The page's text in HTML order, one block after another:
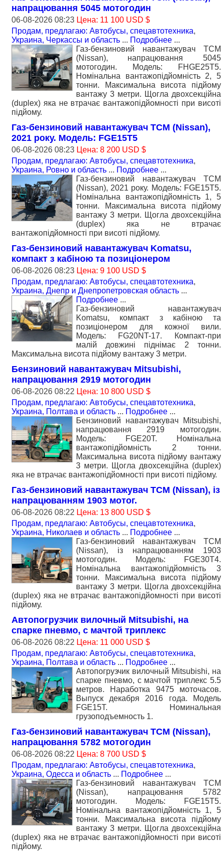
напрацювання 5045 мотогодин
06-08-2026 08:23 Цена: 11 100 USD $
Продам, предлагаю: Автобусы, спецавтотехника,
Украина, Черкассы и область ... Подробнее ...
Газ-бензиновий навантажувач TCM
(Nissan), напрацювання 5045
мотогодин. Модель: FHGE25T5.
Номiнальна вантажопідйомність 2, 5
тонни. Максимальна висота підйому
вантажу 3 метри. Щогла двохсекційна
(duplex) яка не втрачає вантажопідйомності при висоті
підйому.
Газ-бензиновий навантажувач TCM (Nissan),
2021 року. Модель: FGE15T5
06-08-2026 08:23 Цена: 8 200 USD $
Продам, предлагаю: Автобусы, спецавтотехника,
Украина, Ровно и область ... Подробнее ...
Газ-бензиновий навантажувач TCM
(Nissan), 2021 року. Модель: FGE15T5.
Номiнальна вантажопідйомність 1, 5
тонни. Максимальна висота підйому
вантажу 3 метри. Щогла двохсекційна
(duplex) яка не втрачає
вантажопідйомності при висоті підйому.
Газ-бензиновий навантажувач Komatsu,
компакт з кабіною та позиціонером
06-08-2026 08:23 Цена: 9 100 USD $
Продам, предлагаю: Автобусы, спецавтотехника,
Украина, Днепр и Днепропетровская область ...
Подробнее ...
Газ-бензиновий навантажувач
Komatsu, компакт з кабіною та
позиціонером для кожної вили.
Модель: FG20NT-17. Компакт-при
малій довжині піднімає 2 тонни.
Максимальна висота підйому вантажу 3 метри.
Бензиновий навантажувач Mitsubishi,
напрацювання 2919 мотогодин
06-08-2026 08:22 Цена: 10 800 USD $
Продам, предлагаю: Автобусы, спецавтотехника,
Украина, Полтава и область ... Подробнее ...
Бензиновий навантажувач Mitsubishi,
напрацювання 2919 мотогодин.
Модель: FGE20T. Номiнальна
вантажопідйомність 2 тонни.
Максимальна висота підйому вантажу
3 метри. Щогла двохсекційна (duplex)
яка не втрачає вантажопідйомності при висоті підйому.
Газ-бензиновий навантажувач TCM (Nissan), із
напрацюванням 1903 мотог.
06-08-2026 08:22 Цена: 13 800 USD $
Продам, предлагаю: Автобусы, спецавтотехника,
Украина, Николаев и область ... Подробнее ...
Газ-бензиновий навантажувач TCM
(Nissan), із напрацюванням 1903
мотогодин. Модель: FGE30T4.
Номiнальна вантажопідйомність 3
тонни. Максимальна висота підйому
вантажу 3 метри. Щогла двохсекційна
(duplex) яка не втрачає вантажопідйомності при висоті
підйому.
Автопогрузчик вилочный Mitsubishi, на
спарке пневмо, с мачтой триплекс
06-08-2026 08:22 Цена: 11 000 USD $
Продам, предлагаю: Автобусы, спецавтотехника,
Украина, Полтава и область ... Подробнее ...
Автопогрузчик вилочный Mitsubishi, на
спарке пневмо, с мачтой триплекс 5.5
метров. Наработка 9475 моточасов.
Выпуск декабря 2016 года. Модель
FGE15T. Номинальная
грузоподъемность 1.
Газ-бензиновий навантажувач TCM (Nissan),
напрацювання 5782 мотогодин
06-08-2026 08:22 Цена: 8 700 USD $
Продам, предлагаю: Автобусы, спецавтотехника,
Украина, Одесса и область ... Подробнее ...
Газ-бензиновий навантажувач TCM
(Nissan), напрацювання 5782
мотогодин. Модель: FGE15T5.
Номiнальна вантажопідйомність 1, 5
тонни. Максимальна висота підйому
вантажу 3 метри. Щогла двохсекційна
(duplex) яка не втрачає вантажопідйомності при висоті
підйому.